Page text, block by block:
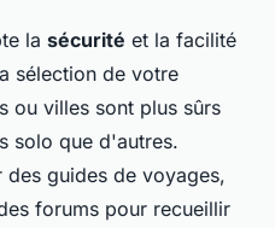
la sécurité et la facilité
sélection de votre
ou villes sont plus sûrs
solo que d'autres.
guides de voyages,
forums pour recueillir